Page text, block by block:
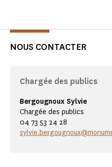
NOUS CONTACTER
Chargée des publics
Bergougnoux Sylvie
Chargée des publics
04 73 53 24 28